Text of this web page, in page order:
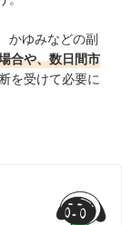
かゆみなどの副
合や、数日間市
を受けて必要に